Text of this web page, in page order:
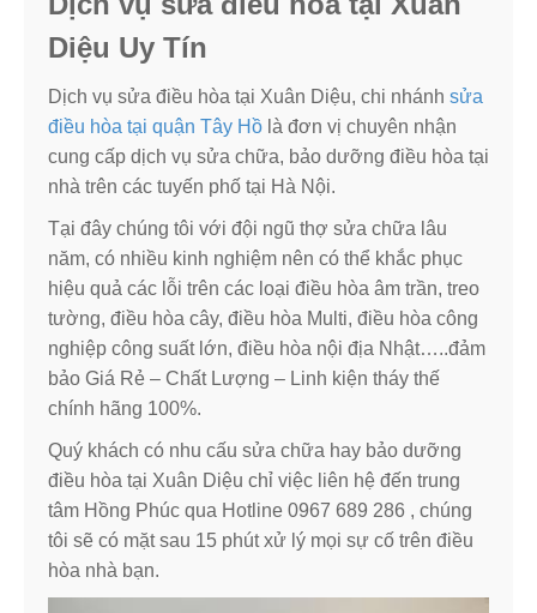
Diệu Uy Tín
Dịch vụ sửa điều hòa tại Xuân Diệu, chi nhánh sửa
điều hòa tại quận Tây Hồ là đơn vị chuyên nhận
cung cấp dịch vụ sửa chữa, bảo dưỡng điều hòa tại
nhà trên các tuyến phố tại Hà Nội.
Tại đây chúng tôi với đội ngũ thợ sửa chữa lâu
năm, có nhiều kinh nghiệm nên có thể khắc phục
hiệu quả các lỗi trên các loại điều hòa âm trần, treo
tường, điều hòa cây, điều hòa Multi, điều hòa công
nghiệp công suất lớn, điều hòa nội địa Nhật…..đảm
bảo Giá Rẻ – Chất Lượng – Linh kiện tháy thế
chính hãng 100%.
Quý khách có nhu cấu sửa chữa hay bảo dưỡng
điều hòa tại Xuân Diệu chỉ việc liên hệ đến trung
tâm Hồng Phúc qua Hotline 0967 689 286 , chúng
tôi sẽ có mặt sau 15 phút xử lý mọi sự cố trên điều
hòa nhà bạn.